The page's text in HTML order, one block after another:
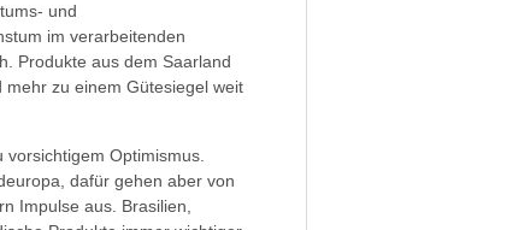
und
im verarbeitenden
Produkte aus dem Saarland
mehr zu einem Gütesiegel weit
Optimismus.
dafür gehen aber von
Impulse aus. Brasilien,